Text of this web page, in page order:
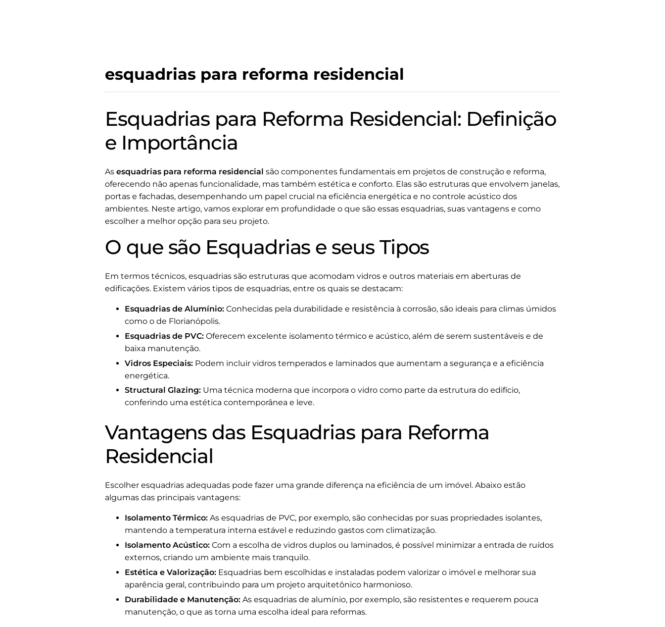
esquadrias para reforma residencial
Esquadrias para Reforma Residencial: Definição
e Importância
As esquadrias para reforma residencial são componentes fundamentais em projetos de construção e reforma,
oferecendo não apenas funcionalidade, mas também estética e conforto. Elas são estruturas que envolvem janelas,
portas e fachadas, desempenhando um papel crucial na eficiência energética e no controle acústico dos
ambientes. Neste artigo, vamos explorar em profundidade o que são essas esquadrias, suas vantagens e como
escolher a melhor opção para seu projeto.
O que são Esquadrias e seus Tipos
Em termos técnicos, esquadrias são estruturas que acomodam vidros e outros materiais em aberturas de
edificações. Existem vários tipos de esquadrias, entre os quais se destacam:
Esquadrias de Alumínio: Conhecidas pela durabilidade e resistência à corrosão, são ideais para climas úmidos
como o de Florianópolis.
Esquadrias de PVC: Oferecem excelente isolamento térmico e acústico, além de serem sustentáveis e de
baixa manutenção.
Vidros Especiais: Podem incluir vidros temperados e laminados que aumentam a segurança e a eficiência
energética.
Structural Glazing: Uma técnica moderna que incorpora o vidro como parte da estrutura do edifício,
conferindo uma estética contemporânea e leve.
Vantagens das Esquadrias para Reforma
Residencial
Escolher esquadrias adequadas pode fazer uma grande diferença na eficiência de um imóvel. Abaixo estão
algumas das principais vantagens:
Isolamento Térmico: As esquadrias de PVC, por exemplo, são conhecidas por suas propriedades isolantes,
mantendo a temperatura interna estável e reduzindo gastos com climatização.
Isolamento Acústico: Com a escolha de vidros duplos ou laminados, é possível minimizar a entrada de ruídos
externos, criando um ambiente mais tranquilo.
Estética e Valorização: Esquadrias bem escolhidas e instaladas podem valorizar o imóvel e melhorar sua
aparência geral, contribuindo para um projeto arquitetônico harmonioso.
Durabilidade e Manutenção: As esquadrias de alumínio, por exemplo, são resistentes e requerem pouca
manutenção, o que as torna uma escolha ideal para reformas.